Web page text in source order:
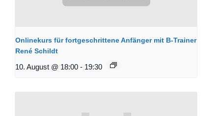
Onlinekurs für fortgeschrittene Anfänger mit B-Trainer
René Schildt
10. August @ 18:00 - 19:30